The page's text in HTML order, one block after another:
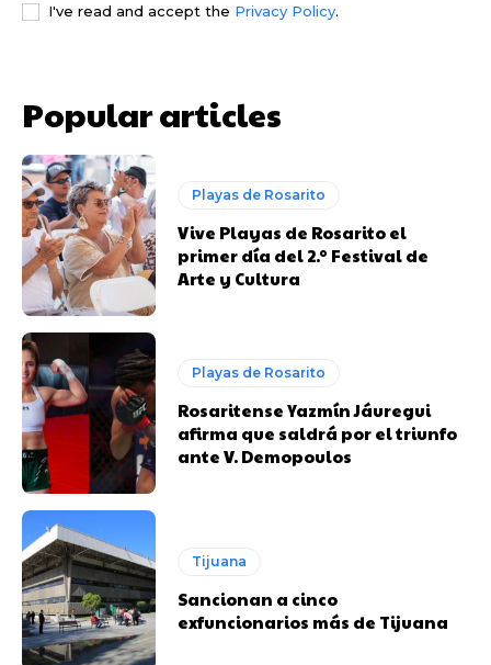
I've read and accept the Privacy Policy.
Popular articles
Playas de Rosarito
Vive Playas de Rosarito el
primer día del 2.º Festival de
Arte y Cultura
Playas de Rosarito
Rosaritense Yazmín Jáuregui
afirma que saldrá por el triunfo
ante V. Demopoulos
Tijuana
Sancionan a cinco
exfuncionarios más de Tijuana